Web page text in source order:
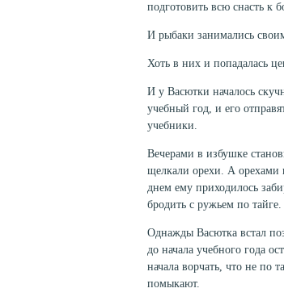
подготовить всю снасть к
И рыбаки занимались
Хоть в них и попадалась
И у Васютки началось
учебный год, и его
учебники.
Вечерами в избушке
щелкали орехи. А орехами
днем ему приходилось
бродить с ружьем по тайге.
Однажды Васютка встал
до начала учебного года
начала ворчать, что не по
помыкают.